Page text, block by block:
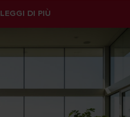
LEGGI DI PIÙ